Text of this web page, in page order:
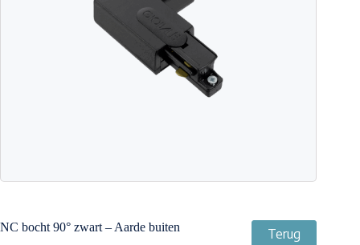
NC bocht 90° zwart – Aarde buiten Terug